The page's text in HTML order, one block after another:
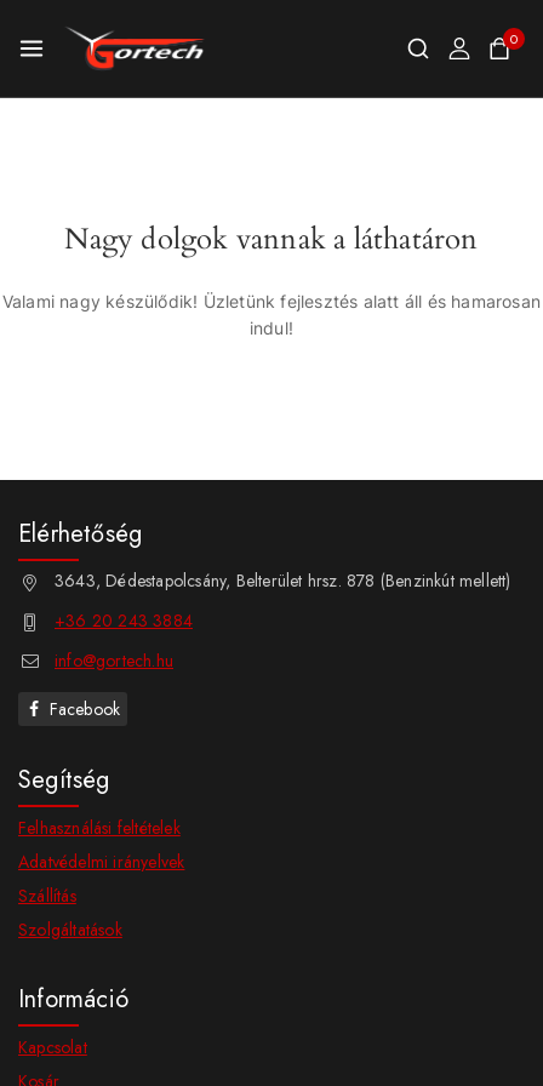
0
Nagy dolgok vannak a láthatáron
Valami nagy készülődik! Üzletünk fejlesztés alatt áll és hamarosan
indul!
Elérhetőség
3643, Dédestapolcsány, Belterület hrsz. 878 (Benzinkút mellett)
+36 20 243 3884
info@gortech.hu
Facebook
Segítség
Felhasználási feltételek
Adatvédelmi irányelvek
Szállítás
Szolgáltatások
Információ
Kapcsolat